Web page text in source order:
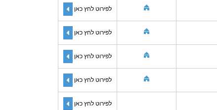
לפירוט לחץ כאן
לפירוט לחץ כאן
לפירוט לחץ כאן
לפירוט לחץ כאן
לפירוט לחץ כאן